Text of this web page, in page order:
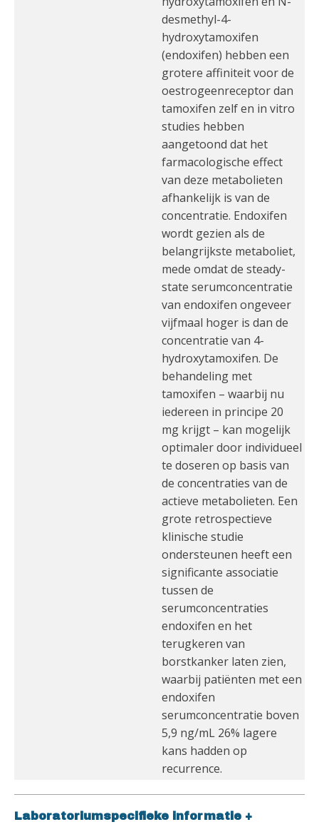
desmethyl-4-
hydroxytamoxifen
(endoxifen) hebben een
grotere affiniteit voor de
oestrogeenreceptor dan
tamoxifen zelf en in vitro
studies hebben
aangetoond dat het
farmacologische effect
van deze metabolieten
afhankelijk is van de
concentratie. Endoxifen
wordt gezien als de
belangrijkste metaboliet,
mede omdat de steady-
state serumconcentratie
van endoxifen ongeveer
vijfmaal hoger is dan de
concentratie van 4-
hydroxytamoxifen. De
behandeling met
tamoxifen – waarbij nu
iedereen in principe 20
mg krijgt – kan mogelijk
optimaler door individueel
te doseren op basis van
de concentraties van de
actieve metabolieten. Een
grote retrospectieve
klinische studie
ondersteunen heeft een
significante associatie
tussen de
serumconcentraties
endoxifen en het
terugkeren van
borstkanker laten zien,
waarbij patiënten met een
endoxifen
serumconcentratie boven
5,9 ng/mL 26% lagere
kans hadden op
recurrence.
Laboratoriumspecifieke informatie +